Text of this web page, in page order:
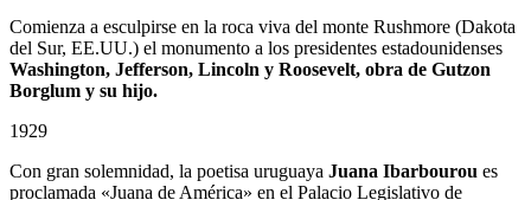
Comienza a esculpirse en la roca viva del monte Rushmore (Dakota
del Sur, EE.UU.) el monumento a los presidentes estadounidenses
Washington, Jefferson, Lincoln y Roosevelt, obra de Gutzon
Borglum y su hijo.
1929
Con gran solemnidad, la poetisa uruguaya Juana Ibarbourou es
proclamada «Juana de América» en el Palacio Legislativo de